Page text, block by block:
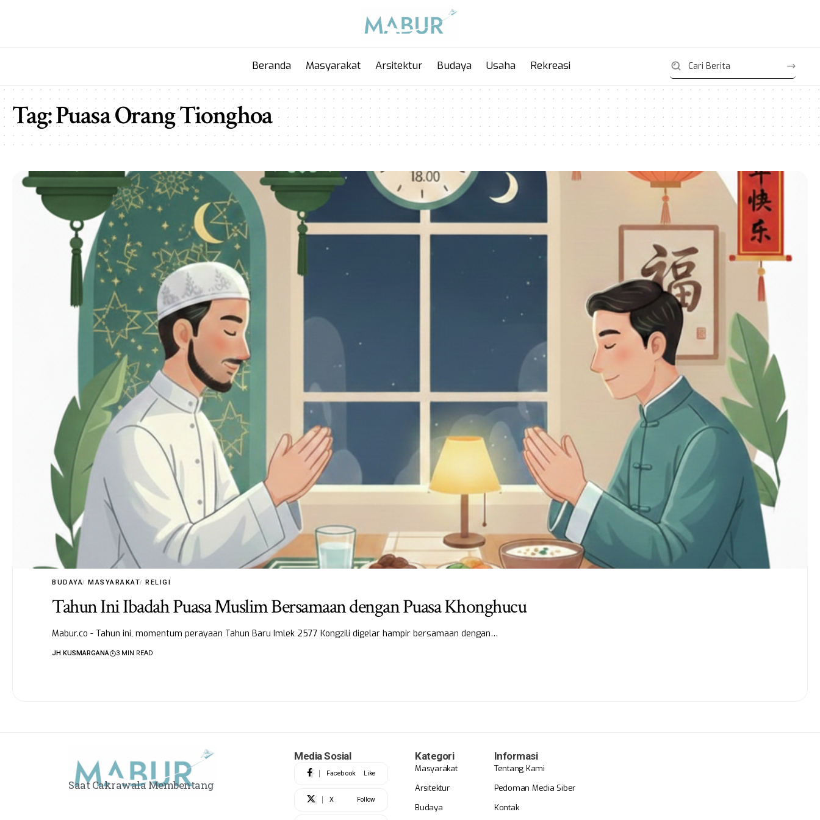
Beranda Masyarakat Arsitektur Budaya Usaha Rekreasi
Tag:Puasa Orang Tionghoa
BUDAYA MASYARAKAT RELIGI
Tahun Ini Ibadah Puasa Muslim Bersamaan dengan Puasa Khonghucu
Mabur.co - Tahun ini, momentum perayaan Tahun Baru Imlek 2577 Kongzili digelar hampir bersamaan dengan…
JH KUSMARGANA 3 MIN READ
Saat Cakrawala Membentang
Media Sosial
Facebook Like
X Follow
Kategori
Masyarakat
Arsitektur
Budaya
Informasi
Tentang Kami
Pedoman Media Siber
Kontak